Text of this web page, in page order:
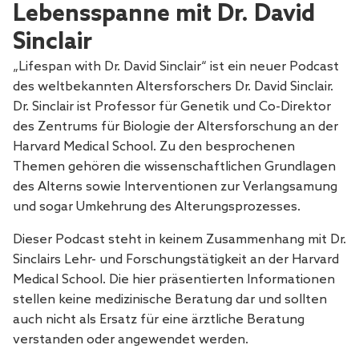
Lebensspanne mit Dr. David
Sinclair
„Lifespan with Dr. David Sinclair“ ist ein neuer Podcast
des weltbekannten Altersforschers Dr. David Sinclair.
Dr. Sinclair ist Professor für Genetik und Co-Direktor
des Zentrums für Biologie der Altersforschung an der
Harvard Medical School. Zu den besprochenen
Themen gehören die wissenschaftlichen Grundlagen
des Alterns sowie Interventionen zur Verlangsamung
und sogar Umkehrung des Alterungsprozesses.
Dieser Podcast steht in keinem Zusammenhang mit Dr.
Sinclairs Lehr- und Forschungstätigkeit an der Harvard
Medical School. Die hier präsentierten Informationen
stellen keine medizinische Beratung dar und sollten
auch nicht als Ersatz für eine ärztliche Beratung
verstanden oder angewendet werden.